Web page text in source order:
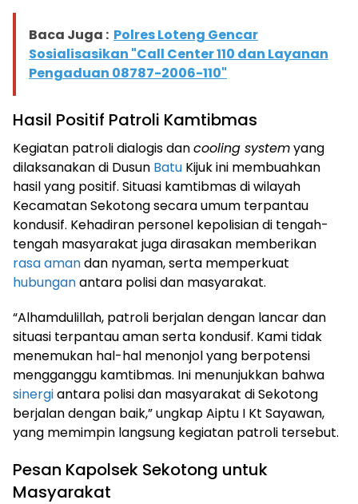
Baca Juga : Polres Loteng Gencar
Sosialisasikan "Call Center 110 dan Layanan
Pengaduan 08787-2006-110"
Hasil Positif Patroli Kamtibmas
Kegiatan patroli dialogis dancooling systemyang
dilaksanakan di Dusun Batu Kijuk ini membuahkan
hasil yang positif. Situasi kamtibmas di wilayah
Kecamatan Sekotong secara umum terpantau
kondusif. Kehadiran personel kepolisian di tengah-
tengah masyarakat juga dirasakan memberikan
rasa amandan nyaman, serta memperkuat
hubunganantara polisi dan masyarakat.
“Alhamdulillah, patroli berjalan dengan lancar dan
situasi terpantau aman serta kondusif. Kami tidak
menemukan hal-hal menonjol yang berpotensi
mengganggu kamtibmas. Ini menunjukkan bahwa
sinergiantara polisi dan masyarakat di Sekotong
berjalan dengan baik,” ungkap Aiptu I Kt Sayawan,
yang memimpin langsung kegiatan patroli tersebut.
Pesan Kapolsek Sekotong untuk
Masyarakat